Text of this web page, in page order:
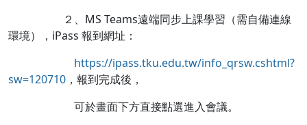
２、MS Teams遠端同步上課學習（需自備連線
環境），iPass 報到網址：
https://ipass.tku.edu.tw/info_qrsw.cshtml?
sw=120710 ，報到完成後，
可於畫面下方直接點選進入會議。